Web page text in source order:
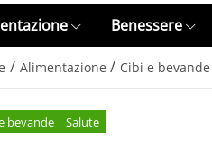
Benessere
/ Alimentazione / Cibi e bevande
bevande Salute